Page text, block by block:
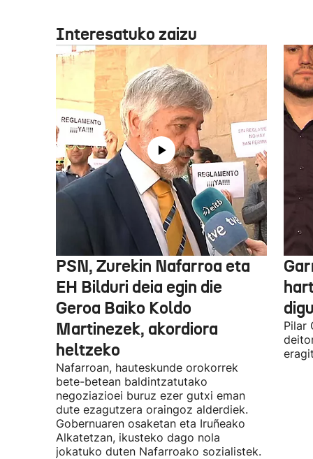
Interesatuko zaizu
PSN, Zurekin Nafarroa eta
EH Bilduri deia egin die
Geroa Baiko Koldo
Martinezek, akordiora
heltzeko
Nafarroan, hauteskunde orokorrek
bete-betean baldintzatutako
negoziazioei buruz ezer gutxi eman
dute ezagutzera oraingoz alderdiek.
Gobernuaren osaketan eta Iruñeako
Alkatetzan, ikusteko dago nola
jokatuko duten Nafarroako sozialistek.
Pilar